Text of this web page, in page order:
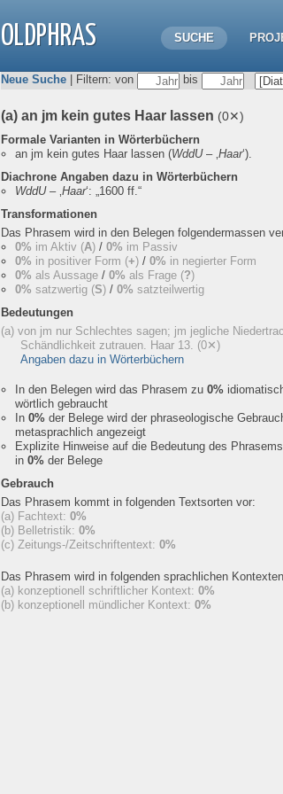
OLDPHRAS SUCHE
Neue Suche | Filtern: von bis
(a) an jm kein gutes Haar lassen (0✕)
Formale Varianten in Wörterbüchern
an jm kein gutes Haar lassen (WddU– ‚Haar‘).
Diachrone Angaben dazu in Wörterbüchern
WddU– ‚Haar‘: „1600 ff.“
Transformationen
Das Phrasem wird in den Belegen folgendermassen
0% im Aktiv (A) / 0% im Passiv
0% in positiver Form (+) / 0% in negierter Form
0% als Aussage / 0% als Frage (?)
0% satzwertig (S) / 0% satzteilwertig
Bedeutungen
(a) von jm nur Schlechtes sagen; jm jegliche
Schändlichkeit zutrauen. Haar 13. (0✕)
Angaben dazu in Wörterbüchern
In den Belegen wird das Phrasem zu 0%
wörtlich gebraucht
In 0% der Belege wird der phraseologische
metasprachlich angezeigt
Explizite Hinweise auf die Bedeutung des
in 0% der Belege
Gebrauch
Das Phrasem kommt in folgenden Textsorten vor:
(a) Fachtext: 0%
(b) Belletristik: 0%
(c) Zeitungs-/Zeitschriftentext: 0%
Das Phrasem wird in folgenden sprachlichen
(a) konzeptionell schriftlicher Kontext: 0%
(b) konzeptionell mündlicher Kontext: 0%